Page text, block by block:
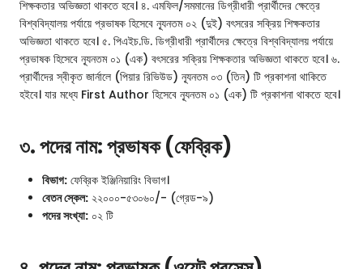
শিক্ষকতার অভিজ্ঞতা থাকতে হবে। ৪. এমফিল/সমমানের ডিগ্রীধারী প্রার্থীদের ক্ষেত্রে
বিশ্ববিদ্যালয় পর্যায়ে প্রভাষক হিসেবে ন্যূনতম ০২ (দুই) বৎসরের সক্রিয় শিক্ষকতার
অভিজ্ঞতা থাকতে হবে। ৫. পিএইচ.ডি. ডিগ্রীধারী প্রার্থীদের ক্ষেত্রে বিশ্ববিদ্যালয় পর্যায়ে
প্রভাষক হিসেবে ন্যূনতম ০১ (এক) বৎসরের সক্রিয় শিক্ষকতার অভিজ্ঞতা থাকতে হবে। ৬.
প্রার্থীদের স্বীকৃত জার্নালে (পিয়ার রিভিউড) ন্যূনতম ০৩ (তিন) টি প্রকাশনা থাকিতে
হইবে। যার মধ্যে First Author হিসেবে ন্যূনতম ০১ (এক) টি প্রকাশনা থাকতে হবে।
৩. পদের নাম: প্রভাষক (ফেব্রিক)
বিভাগ: ফেব্রিক ইঞ্জিনিয়ারিং বিভাগ।
বেতন স্কেল: ২২০০০-৫৩০৬০/- (গ্রেড-৯)
পদের সংখ্যা: ০২ টি